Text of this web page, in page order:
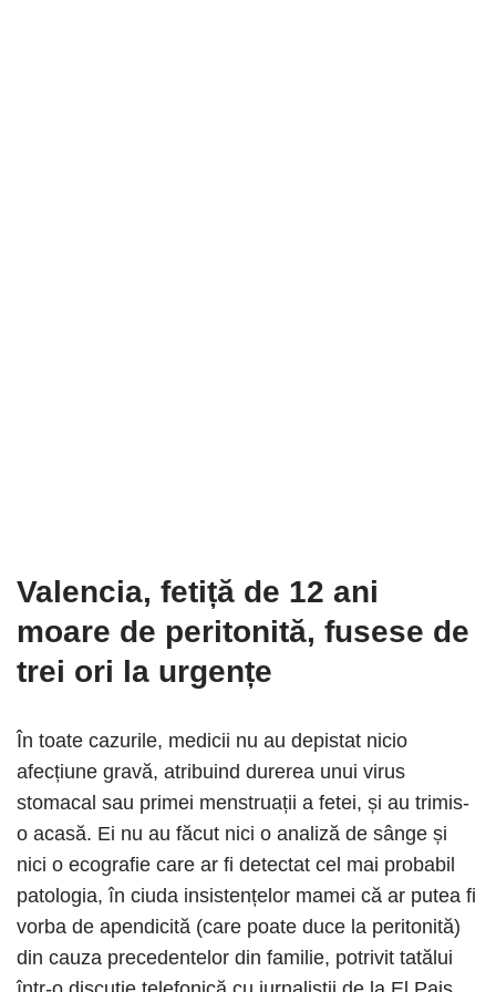
Valencia, fetiță de 12 ani
moare de peritonită, fusese de
trei ori la urgențe
În toate cazurile, medicii nu au depistat nicio
afecțiune gravă, atribuind durerea unui virus
stomacal sau primei menstruații a fetei, și au trimis-
o acasă. Ei nu au făcut nici o analiză de sânge și
nici o ecografie care ar fi detectat cel mai probabil
patologia, în ciuda insistențelor mamei că ar putea fi
vorba de apendicită (care poate duce la peritonită)
din cauza precedentelor din familie, potrivit tatălui